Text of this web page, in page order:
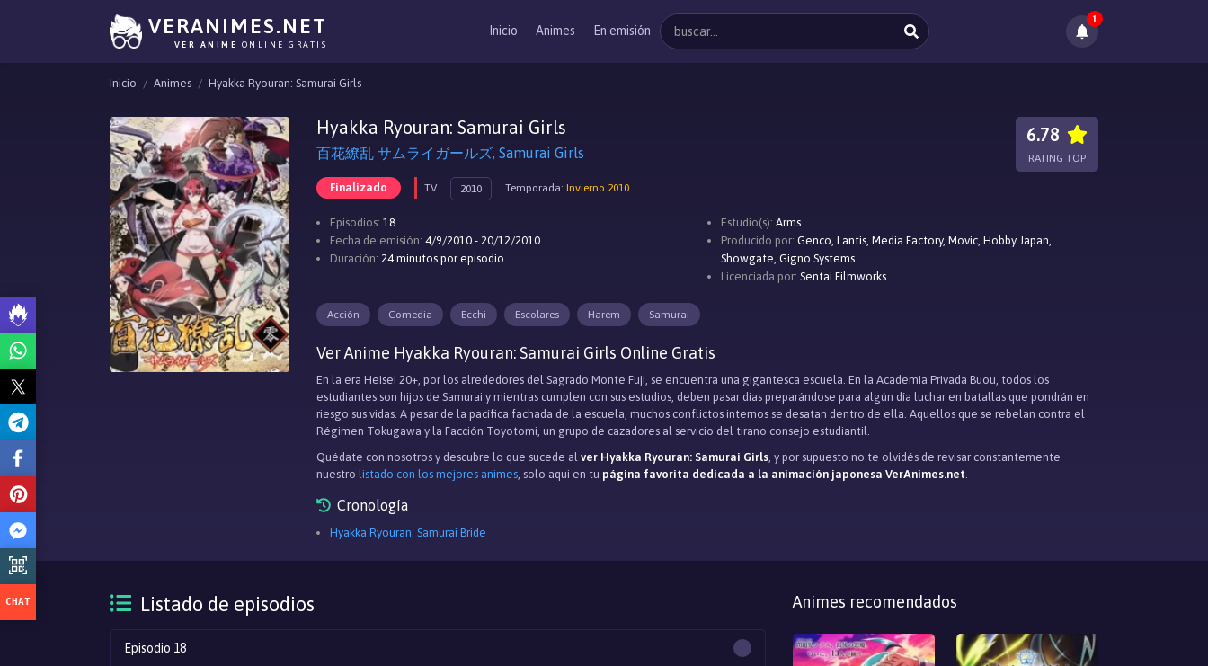
VERANIMES.NET
VER ANIME ONLINE GRATIS
Inicio Animes En emisión
1
Inicio Animes Hyakka Ryouran: Samurai Girls
Hyakka Ryouran: Samurai Girls
百花繚乱 サムライガールズ, Samurai Girls
Finalizado TV 2010 Temporada: Invierno 2010
6.78
RATING TOP
Episodios: 18
Fecha de emisión: 4/9/2010 - 20/12/2010
Duración: 24 minutos por episodio
Estudio(s): Arms
Producido por: Genco, Lantis, Media Factory, Movic, Hobby Japan,
Showgate, Gigno Systems
Licenciada por: Sentai Filmworks
Acción Comedia Ecchi Escolares Harem Samurai
Ver Anime Hyakka Ryouran: Samurai Girls Online Gratis
En la era Heisei 20+, por los alrededores del Sagrado Monte Fuji, se encuentra una gigantesca escuela. En la Academia Privada Buou, todos los
estudiantes son hijos de Samurai y mientras cumplen con sus estudios, deben pasar dias preparándose para algún día luchar en batallas que pondrán en
riesgo sus vidas. A pesar de la pacífica fachada de la escuela, muchos conflictos internos se desatan dentro de ella. Aquellos que se rebelan contra el
Régimen Tokugawa y la Facción Toyotomi, un grupo de cazadores al servicio del tirano consejo estudiantil.
Quédate con nosotros y descubre lo que sucede al ver Hyakka Ryouran: Samurai Girls, y por supuesto no te olvidés de revisar constantemente
nuestro listado con los mejores animes, solo aqui en tu página favorita dedicada a la animación japonesa VerAnimes.net.
Cronología
Hyakka Ryouran: Samurai Bride
Listado de episodios
Episodio 18
Animes recomendados